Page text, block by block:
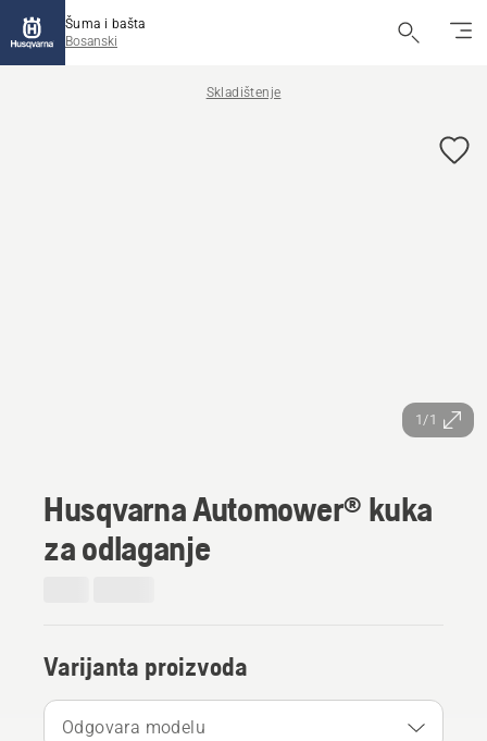
Šuma i bašta
Bosanski
Skladištenje
1/1
Husqvarna Automower® kuka
za odlaganje
Varijanta proizvoda
Odgovara modelu